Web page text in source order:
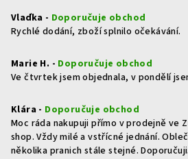
Vlaďka - Doporučuje obchod
Rychlé dodání, zboží splnilo očekávání.
Marie H. - Doporučuje obchod
Ve čtvrtek jsem objednala, v pondělí
Klára - Doporučuje obchod
Moc ráda nakupuji přímo v prodejně ve
shop. Vždy milé a vstřícné jednání.
několika pranich stále stejné. Doporučuji.